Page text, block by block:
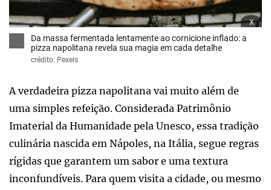
x
Da massa fermentada lentamente ao cornicione inflado: a
pizza napolitana revela sua magia em cada detalhe
crédito: Pexels
A verdadeira pizza napolitana vai muito além de
uma simples refeição. Considerada Patrimônio
Imaterial da Humanidade pela Unesco, essa tradição
culinária nascida em Nápoles, na Itália, segue regras
rígidas que garantem um sabor e uma textura
inconfundíveis. Para quem visita a cidade, ou mesmo